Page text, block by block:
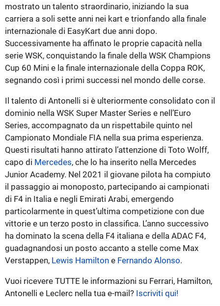
mostrato un talento straordinario, iniziando la sua
carriera a soli sette anni nei kart e trionfando alla finale
internazionale di EasyKart due anni dopo.
Successivamente ha affinato le proprie capacità nella
serie WSK, conquistando la finale della WSK Champions
Cup 60 Mini e la finale internazionale della Coppa ROK,
segnando così i primi successi nel mondo delle corse.
Il talento di Antonelli si è ulteriormente consolidato con il
dominio nella WSK Super Master Series e nell’Euro
Series, accompagnato da un rispettabile quinto nel
Campionato Mondiale FIA nella sua prima esperienza.
Questi risultati hanno attirato l’attenzione di Toto Wolff,
capo di Mercedes, che lo ha inserito nella Mercedes
Junior Academy. Nel 2021 il giovane pilota ha compiuto
il passaggio ai monoposto, partecipando ai campionati
di F4 in Italia e negli Emirati Arabi, emergendo
particolarmente in quest’ultima competizione con due
vittorie e un terzo posto in classifica. L’anno successivo
ha dominato la scena della F4 italiana e della ADAC F4,
guadagnandosi un posto accanto a stelle come Max
Verstappen, Lewis Hamilton e Fernando Alonso.
Vuoi ricevere TUTTE le informazioni su Ferrari, Hamilton,
Antonelli e Leclerc nella tua e-mail? Iscriviti qui!